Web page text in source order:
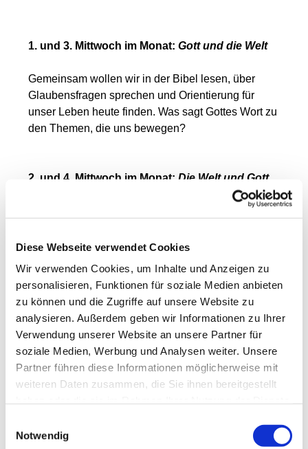
Diese Webseite verwendet Cookies
Wir verwenden Cookies, um Inhalte und Anzeigen zu
personalisieren, Funktionen für soziale Medien anbieten
zu können und die Zugriffe auf unsere Website zu
analysieren. Außerdem geben wir Informationen zu Ihrer
Verwendung unserer Website an unsere Partner für
soziale Medien, Werbung und Analysen weiter. Unsere
Partner führen diese Informationen möglicherweise mit
weiteren Daten zusammen, die Sie ihnen bereitgestellt
Notwendig
1. und 3. Mittwoch im Monat: Gott und die Welt
Gemeinsam wollen wir in der Bibel lesen, über
Glaubensfragen sprechen und Orientierung für
unser Leben heute finden. Was sagt Gottes Wort zu
den Themen, die uns bewegen?
2. und 4. Mittwoch im Monat: Die Welt und Gott
Hier versuchen wir unsere Welt zu verstehen: Wir
in den Blick – und fragen, wie wir als Christinnen
Kultur, Umwelt, soziale Fragen – alles darf zur
Sprache kommen.
Der neue Mittwoch
ist mehr als ein
Programmpunkt – er ist ein Ort der Begegnung, des
willkommen! Ansprechpartner ist Pfarrer Ulrich